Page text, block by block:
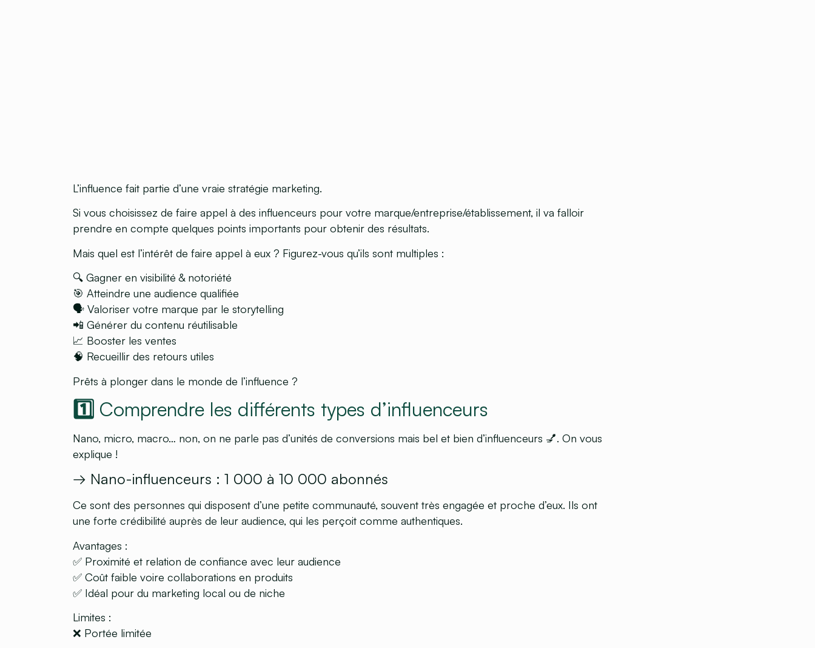
L’influence fait partie d’une vraie stratégie marketing.
Si vous choisissez de faire appel à des influenceurs pour votre marque/entreprise/établissement, il va falloir
prendre en compte quelques points importants pour obtenir des résultats.
Mais quel est l’intérêt de faire appel à eux ? Figurez-vous qu’ils sont multiples :
🔍 Gagner en visibilité & notoriété
🎯 Atteindre une audience qualifiée
🗣️ Valoriser votre marque par le storytelling
📲 Générer du contenu réutilisable
📈 Booster les ventes
🧠 Recueillir des retours utiles
Prêts à plonger dans le monde de l’influence ?
1️⃣ Comprendre les différents types d’influenceurs
Nano, micro, macro… non, on ne parle pas d’unités de conversions mais bel et bien d’influenceurs 💅. On vous
explique !
→ Nano-influenceurs : 1 000 à 10 000 abonnés
Ce sont des personnes qui disposent d’une petite communauté, souvent très engagée et proche d’eux. Ils ont
une forte crédibilité auprès de leur audience, qui les perçoit comme authentiques.
Avantages :
✅ Proximité et relation de confiance avec leur audience
✅ Coût faible voire collaborations en produits
✅ Idéal pour du marketing local ou de niche
Limites :
❌ Portée limitée